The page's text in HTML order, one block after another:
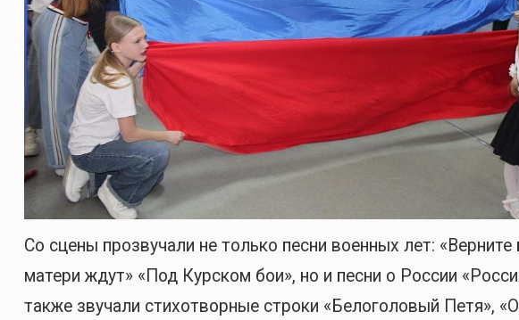
Со сцены прозвучали не только песни военных лет:
матери ждут» «Под Курском бои», но и песни о России
также звучали стихотворные строки «Белоголовый Петя»,